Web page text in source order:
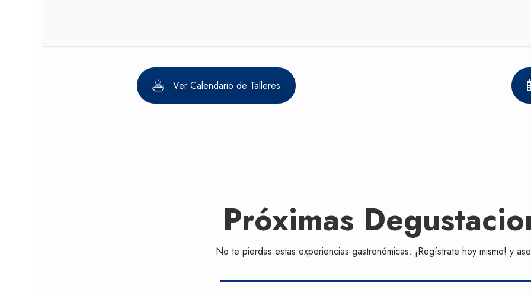
Ver Calendario de Talleres
Próximas
No te pierdas estas experiencias gastronómicas: ¡Regístrate hoy mismo! y